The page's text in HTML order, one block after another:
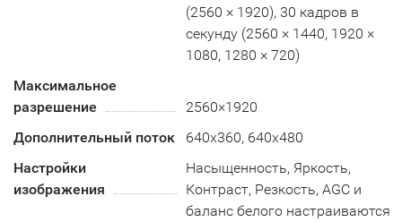
(2560 × 1920), 30 кадров в
секунду (2560 × 1440, 1920 ×
1080, 1280 × 720)
Максимальное
разрешение
2560×1920
Дополнительный поток
640x360, 640x480
Настройки
изображения
Насыщенность, Яркость,
Контраст, Резкость, AGC и
баланс белого настраиваются